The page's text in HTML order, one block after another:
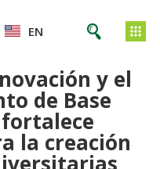
EN
y el
de Base
la creación